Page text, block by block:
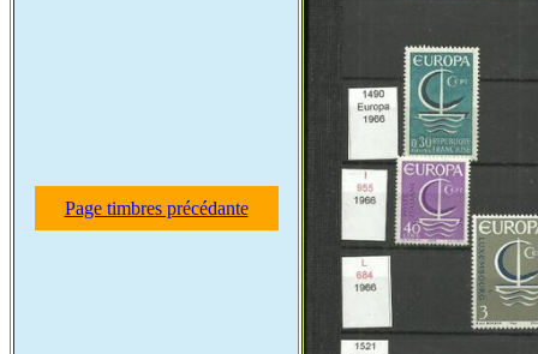
Page timbres précédante